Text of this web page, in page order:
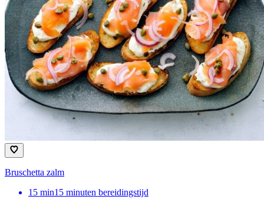
Bruschetta zalm
15 min15 minuten bereidingstijd